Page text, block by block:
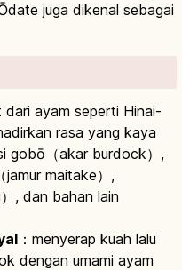
juga dikenal sebagai
dari ayam seperti Hinai-
rasa yang kaya
gobō（akar burdock）,
maitake）,
, dan bahan lain
：menyerap kuah lalu
dengan umami ayam